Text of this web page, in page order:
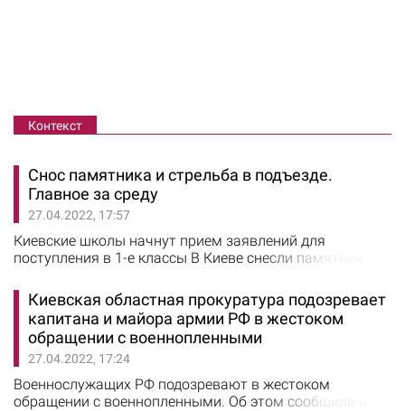
Контекст
Снос памятника и стрельба в подъезде.
Главное за среду
27.04.2022, 17:57
Киевские школы начнут прием заявлений для
поступления в 1-е классы В Киеве снесли памятник
полицейские изъяли у преступной группировки
наркотики на сумму 1,5 миллиона гривен и 300 тысяч
долларов наличными В Киеве на Оболони хулиган
устроил стрельбу в подъезде и угрожал гранатой
полицейским В Вышгородском районе совершено
покушение…
Киевская областная прокуратура подозревает
капитана и майора армии РФ в жестоком
обращении с военнопленными
27.04.2022, 17:24
Военнослужащих РФ подозревают в жестоком
обращении с военнопленными. Об этом сообщили в